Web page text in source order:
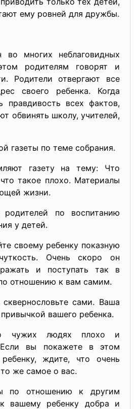
ему ровней для дружбы.
во многих неблаговидных
родителям говорят и
Родители отвергают все
своего ребенка. Когда
правдивость всех фактов,
обвинять школу, учителей,
газеты по теме собрания.
газету на тему: Что
такое плохо. Материалы
жизни.
по воспитанию
у детей.
своему ребенку показную
Очень скоро он
и поступать так в
отношению к вам самим.
сами. Ваша
вашего ребенка.
чужих людях плохо и
Если вы покажете в этом
ждите, что очень
же самое о вас.
по отношению к другим
вашему ребенку добра и